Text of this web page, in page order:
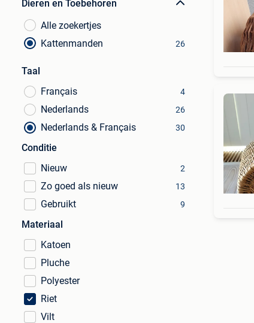
Dieren en Toebehoren
Alle zoekertjes
Kattenmanden
26
Taal
Français
4
Nederlands 26
Nederlands & Français 30
Conditie
Nieuw
2
Zo goed als nieuw 13
Gebruikt 9
Materiaal
Katoen
Pluche
Polyester
Riet
Vilt